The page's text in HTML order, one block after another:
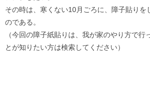
その時は、寒くない10月ごろに、障子貼りを
のである。
（今回の障子紙貼りは、我が家のやり方で行
とが知りたい方は検索してください）